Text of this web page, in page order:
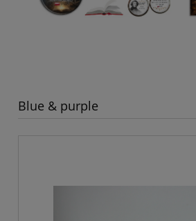
Blue & purple